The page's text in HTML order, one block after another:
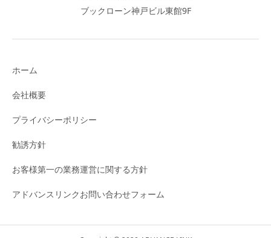
ブックローン神戸ビル東館9F
ホーム
会社概要
プライバシーポリシー
勧誘方針
お客様第一の業務運営に関する方針
アドバンスリンクお問い合わせフォーム